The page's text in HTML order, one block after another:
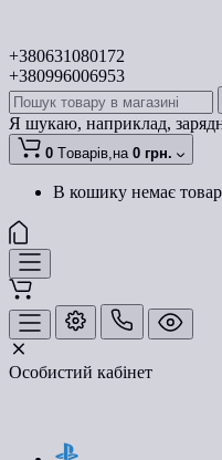
+380631080172
+380996006953
Я шукаю, наприклад,
0 Tоварів,на 0 грн.
В кошику немає
Особистий кабінет